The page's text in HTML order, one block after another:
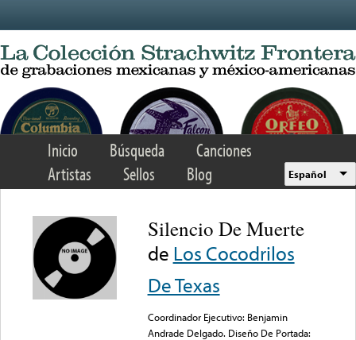
Inicio Búsqueda
Canciones
Artistas
Sellos Blog Español
Silencio De Muerte
de Los Cocodrilos
De Texas
Coordinador Ejecutivo: Benjamin
Andrade Delgado. Diseño De Portada: